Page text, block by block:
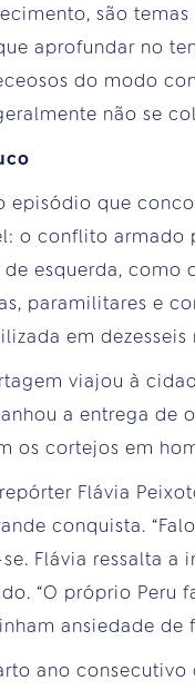
são
aprofundar no
do modo
não se
episódio que
o conflito armado
esquerda, como
paramilitares e
em
viajou à
a entrega de
os cortejos em
Flávia
conquista.
Flávia ressalta
“O próprio Peru
ansiedade de
ano